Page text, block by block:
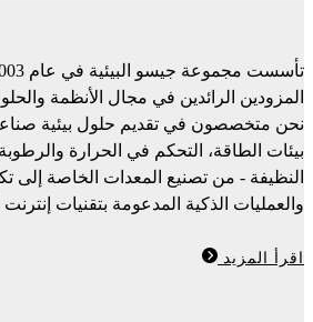
المزودين الرائدين في مجال الأنظمة
نحن متخصصون في تقديم حلول بيئية
بيئات الطاقة، التحكم في الحرارة
النظيفة - من تصنيع المعدات الخاصة إلى
والعمليات الذكية المدعومة بتقنيات إنترنت
اقرأ المزيد